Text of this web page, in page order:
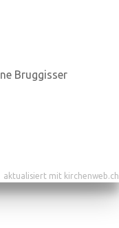
Bruggisser
aktualisiert mit kirchenweb.ch